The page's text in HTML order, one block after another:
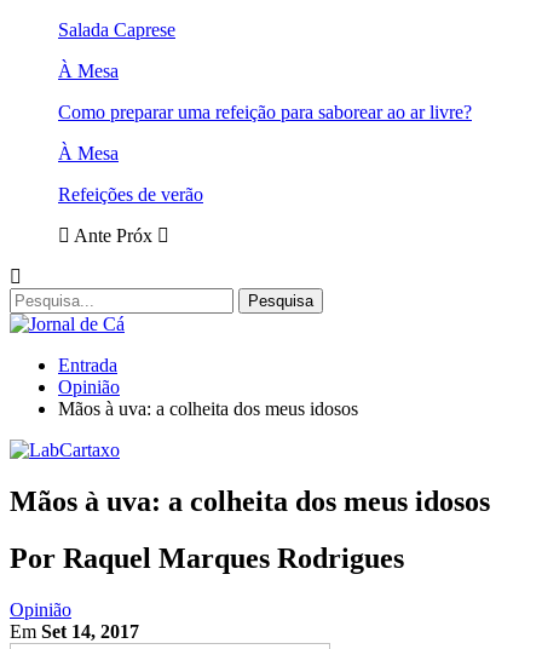
Salada Caprese
À Mesa
Como preparar uma refeição para saborear ao ar livre?
À Mesa
Refeições de verão
Ante Próx
Entrada
Opinião
Mãos à uva: a colheita dos meus idosos
Mãos à uva: a colheita dos meus idosos
Por Raquel Marques Rodrigues
Opinião
Em Set 14, 2017